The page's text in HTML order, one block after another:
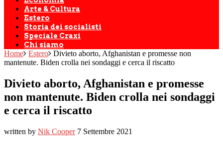
Arte & Cultura
Estero
Storia dei socialisti
Speciale Craxi
Chi siamo
Home Estero Divieto aborto, Afghanistan e promesse non
mantenute. Biden crolla nei sondaggi e cerca il riscatto
Divieto aborto, Afghanistan e promesse
non mantenute. Biden crolla nei sondaggi
e cerca il riscatto
written by Nik Cooper 7 Settembre 2021